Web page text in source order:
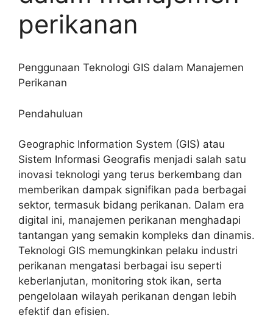
perikanan
Penggunaan Teknologi GIS dalam Manajemen
Perikanan
Pendahuluan
Geographic Information System (GIS) atau
Sistem Informasi Geografis menjadi salah satu
inovasi teknologi yang terus berkembang dan
memberikan dampak signifikan pada berbagai
sektor, termasuk bidang perikanan. Dalam era
digital ini, manajemen perikanan menghadapi
tantangan yang semakin kompleks dan dinamis.
Teknologi GIS memungkinkan pelaku industri
perikanan mengatasi berbagai isu seperti
keberlanjutan, monitoring stok ikan, serta
pengelolaan wilayah perikanan dengan lebih
efektif dan efisien.